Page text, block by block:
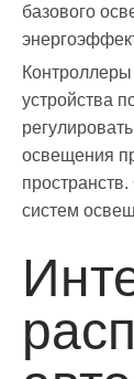
базового
устройства
освещения
систем